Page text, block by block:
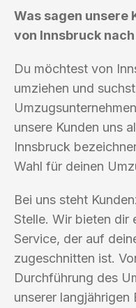
Was sagen unsere
von Innsbruck
Du möchtest von
umziehen und
unsere Kunden uns
Innsbruck
Wahl für deinen
Bei uns steht
Stelle. Wir bieten dir
Service, der auf
zugeschnitten ist.
Durchführung des
unserer langjährigen